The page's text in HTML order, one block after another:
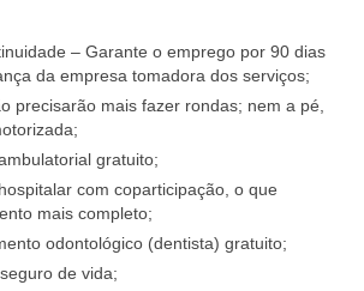
– Garante o emprego por 90 dias
da empresa tomadora dos serviços;
precisarão mais fazer rondas; nem a pé,
gratuito;
com coparticipação, o que
mais completo;
odontológico (dentista) gratuito;
de vida;